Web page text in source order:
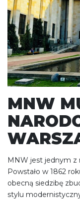
MNW
MNW jest jednym z
Powstało w 1862
obecną siedzibę
stylu